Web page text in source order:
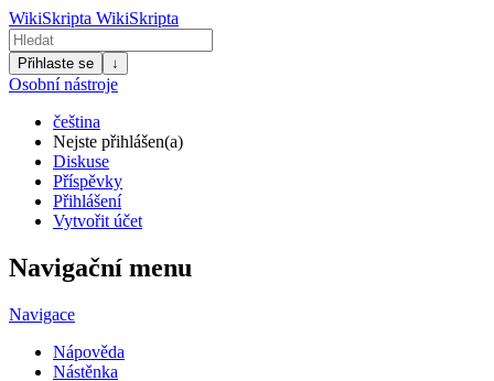
WikiSkripta WikiSkripta
Přihlaste se ↓
Osobní nástroje
čeština
Nejste přihlášen(a)
Diskuse
Příspěvky
Přihlášení
Vytvořit účet
Navigační menu
Navigace
Nápověda
Nástěnka